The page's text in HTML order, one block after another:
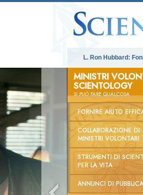
L. Ron Hubbard:
MINISTRI
SCIENTOLOGY
SIPUÒFARE QUALCOSA
FORNIRE AIUTO
COLLABORAZIONE DI
MINISTRI VOLONTARI
STRUMENTI DI
PER LA VITA
ANNUNCI DI